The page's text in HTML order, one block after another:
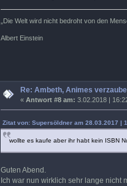
„Die Welt wird nicht bedroht von den
Albert Einstein
Re: Ambeth, Animes
«Antwort #8 am: 3.02.2018 |
Zitat von: Supersöldner am 28.03.2017 |
wollte es kaufe aber ihr habt kein ISBN
Guten Abend.
Ich war nun wirklich sehr lange nicht